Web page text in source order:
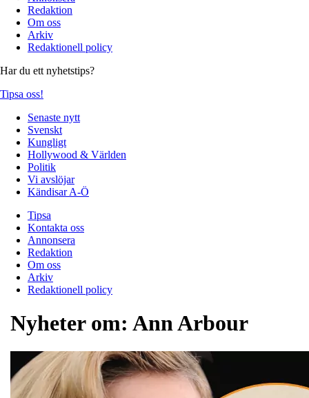
Redaktion
Om oss
Arkiv
Redaktionell policy
Har du ett nyhetstips?
Tipsa oss!
Senaste nytt
Svenskt
Kungligt
Hollywood & Världen
Politik
Vi avslöjar
Kändisar A-Ö
Tipsa
Kontakta oss
Annonsera
Redaktion
Om oss
Arkiv
Redaktionell policy
Nyheter om: Ann Arbour